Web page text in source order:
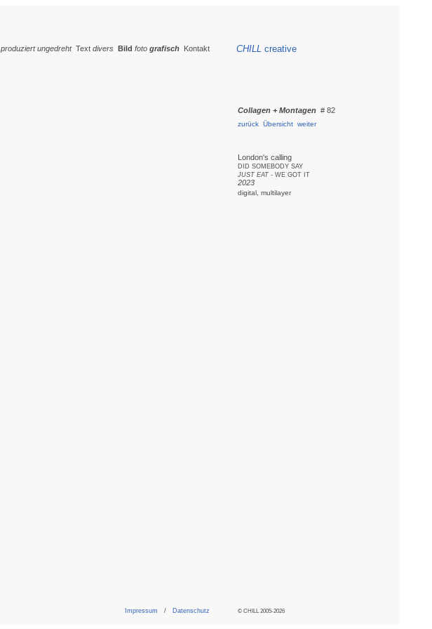
CHILL creative
produziert ungedrehtText divers Bild foto grafisch Kontakt
Collagen + Montagen # 82
zurück Übersicht weiter
London's calling
DID SOMEBODY SAY
JUST EAT - WE GOT IT
2023
digital, multilayer
© CHILL 2005-2026
Impressum / Datenschutz